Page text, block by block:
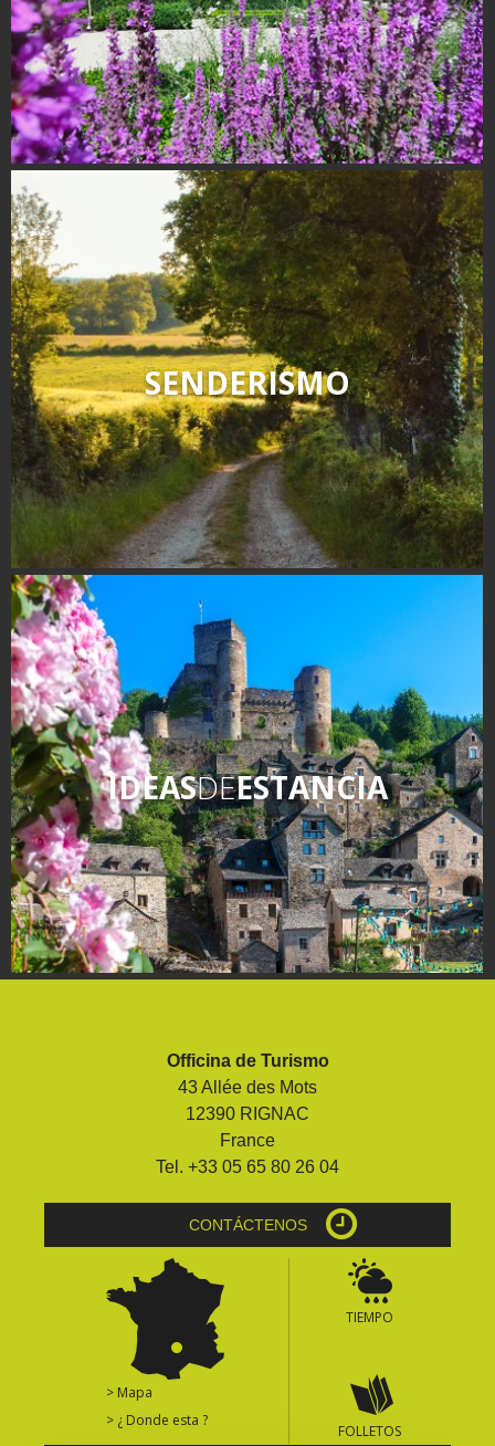
SENDERISMO
IDEASDEESTANCIA
Officina de Turismo
43 Allée des Mots
12390 RIGNAC
France
Tel. +33 05 65 80 26 04
CONTÁCTENOS
> Mapa
> ¿ Donde esta ?
TIEMPO
FOLLETOS